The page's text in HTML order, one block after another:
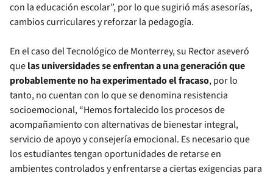
con la educación escolar”, por lo que sugirió más asesorías,
cambios curriculares y reforzar la pedagogía.
En el caso del Tecnológico de Monterrey, su Rector aseveró
quelas universidades se enfrentan a una generación que
probablemente no ha experimentado el fracaso, por lo
tanto, no cuentan con lo que se denomina resistencia
socioemocional, “Hemos fortalecido los procesos de
acompañamiento con alternativas de bienestar integral,
servicio de apoyo y consejería emocional. Es necesario que
los estudiantes tengan oportunidades de retarse en
ambientes controlados y enfrentarse a ciertas exigencias para